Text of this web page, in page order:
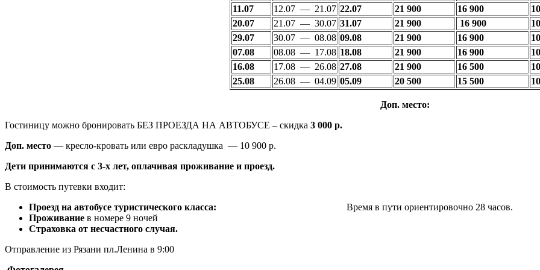
11.07
12.07 — 21.07 22.07 21 900 16 900
20.07
21.07 — 30.07 31.07 21 900 16 900
29.07
30.07 — 08.08 09.08 21 900 16 900
07.08
08.08 — 17.08 18.08 21 900 16 900
16.08
17.08 — 26.08 27.08 21 900 16 500
25.08
26.08 — 04.09 05.09 20 500 15 500
Доп. место:
Гостиницу можно бронировать БЕЗ ПРОЕЗДА НА АВТОБУСЕ – скидка 3 000 р.
Доп. место — кресло-кровать или евро раскладушка — 10 900 р.
Дети принимаются с 3-х лет, оплачивая проживание и проезд.
В стоимость путевки входит:
Проезд на автобусе туристического класса: Время в пути ориентировочно 28 часов.
Проживание в номере 9 ночей
Страховка от несчастного случая.
Отправление из Рязани пл.Ленина в 9:00